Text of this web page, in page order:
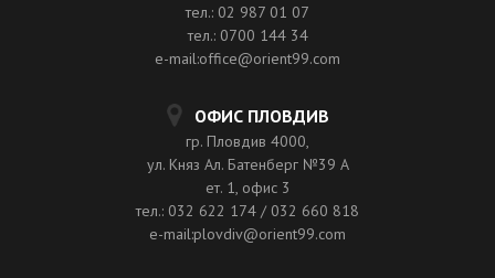
тел.: 02 987 01 07
тел.: 0700 144 34
e-mail:office@orient99.com
ОФИС ПЛОВДИВ
гр. Пловдив 4000,
ул. Княз Ал. Батенберг №39 A
ет. 1, офис 3
тел.: 032 622 174 / 032 660 818
e-mail:plovdiv@orient99.com